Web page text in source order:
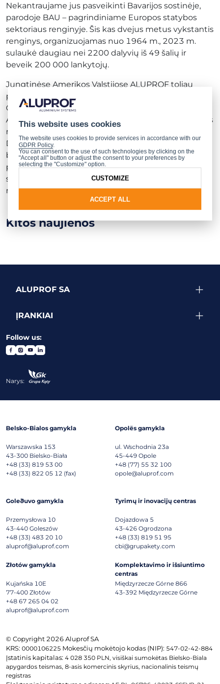
Nekantraujame jus pasveikinti Bavarijos sostinėje,
parodoje BAU – pagrindiniame Europos statybos
sektoriaus renginyje. Šis kas dvejus metus vykstantis
renginys, organizuojamas nuo 1964 m., 2023 m.
sulaukė daugiau nei 2200 dalyvių iš 49 šalių ir
beveik 200 000 lankytojų.
Jungtinėse Amerikos Valstijose ALUPROF toliau
plečia savo veiklą ir su malonumu dalyvaujame
GlassBuild America 2024, didžiausioje Šiaurės
Amerikos stiklo, langų ir durų pramonės parodoje. Šis
renginys vyks 2024 m. rugsėjo 30 – spalio 2 d.
Dalase, Teksase, ir suburs daugiau nei 500 dalyvių
bei apie 9 000 lankytojų iš viso pasaulio. Tai puiki
proga pristatyti naujausius mūsų produktus ir
sprendimus, specialiai pritaikytus Šiaurės Amerikos
rinkai. Lauksime jūsų E salėje, stende Nr. 51090!
Kitos naujienos
ALUPROF SA
ĮRANKIAI
Follow us:
Narys:
Belsko-Bialos gamykla
Warszawska 153
43-300 Bielsko-Biała
+48 (33) 819 53 00
+48 (33) 822 05 12 (fax)
Opolës gamykla
ul. Wschodnia 23a
45-449 Opole
+48 (77) 55 32 100
opole@aluprof.com
Goleðuvo gamykla
Przemysłowa 10
43-440 Goleszów
+48 (33) 483 20 10
aluprof@aluprof.com
Tyrimų ir inovacijų centras
Dojazdowa 5
43-426 Ogrodzona
+48 (33) 819 51 95
cbi@grupakety.com
Złotów gamykla
Kujańska 10E
77-400 Złotów
+48 67 265 04 02
aluprof@aluprof.com
Komplektavimo ir išsiuntimo
centras
Międzyrzecze Górne 866
43-392 Międzyrzecze Górne
© Copyright 2026 Aluprof SA
KRS: 0000106225 Mokesčių mokėtojo kodas (NIP): 547-02-42-884
Įstatinis kapitalas: 4 028 350 PLN, visiškai sumokėtas Bielsko-Biala
apygardos teismas, 8-asis komercinis skyrius, nacionalinis teismų
registras
This website uses cookies
The website uses cookies to provide services in accordance with our
GDPR Policy.
You can consent to the use of such technologies by clicking on the
"Accept all" button or adjust the consent to your preferences by
selecting the "Customize" option.
ACCEPT ALL
CUSTOMIZE